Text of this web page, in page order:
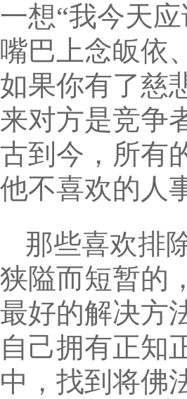
一想“我今天
嘴巴上念皈依
如果你有了慈
来对方是竞争
古到今，所有
他不喜欢的人
那些喜欢排
狭隘而短暂的
最好的解决方
自己拥有正知
中，找到将佛